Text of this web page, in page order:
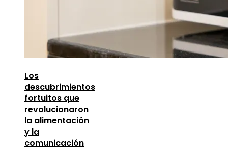
Los
descubrimientos
fortuitos que
revolucionaron
la alimentación
y la
comunicación